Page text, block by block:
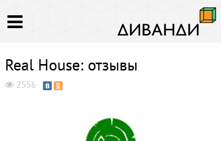
Real House: отзывы
2556